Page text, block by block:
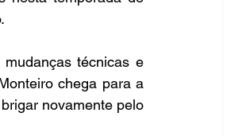
técnicas e
chega para a
novamente pelo